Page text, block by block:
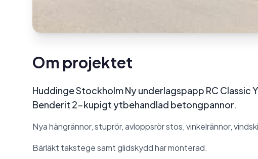
Om projektet
Huddinge Stockholm Ny underlagspapp RC Classic
Benderit 2-kupigt ytbehandlad betongpannor.
Nya hängrännor, stuprör, avloppsrör stos, vinkelrännor,
Bärläkt takstege samt glidskydd har monterad.